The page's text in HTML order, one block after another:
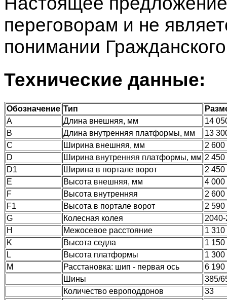
переговорам и не
понимании
Технические данные:
Обозначение Тип
А
Длина внешняя, мм
14
В
Длина внутренняя платформы, мм
13
С
Ширина внешняя, мм
2 600
D
Ширина внутренняя платформы, мм 2 450
D1
Ширина в портале ворот
2 450
E
Высота внешняя, мм
4 000
F
Высота внутренняя
2 600
F1
Высота в портале ворот
2 590
G
Колесная колея
H
Межосевое расстояние
1 310
K
Высота седла
1 150
L
Высота платформы
1 300
M
Расстановка: шип - первая ось
6 190
Шины
385/
Количество европоддонов
33